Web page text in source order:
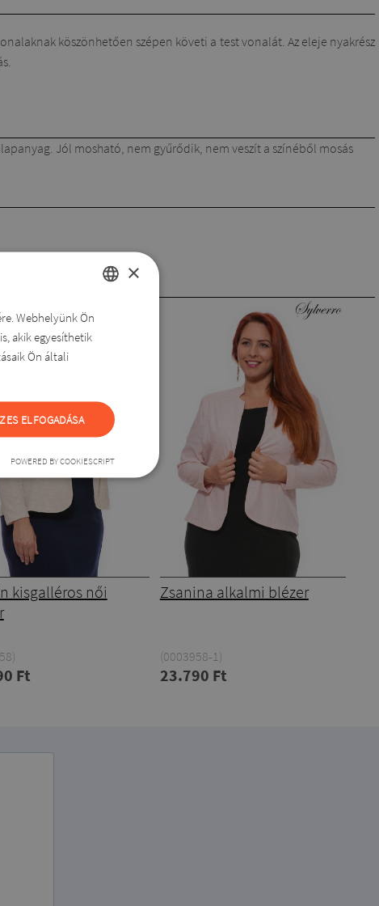
köszönhetően szépen követi a test vonalát. Az eleje nyakrész
Jól mosható, nem gyűrődik, nem veszít a színéből mosás
kisgalléros női
Ft
Zsanina alkalmi blézer
(0003958-1)
23.790 Ft
HUNGARIAN
ROMANIAN
SLOVAK
×
Webhelyünk Ön
akik egyesíthetik
Ön általi
ELFOGADÁSA
POWERED BY COOKIESCRIPT